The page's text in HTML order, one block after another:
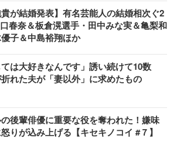
貴が結婚発表】有名芸能人の結婚相次ぐ2
春奈＆板倉滉選手・田中みな実＆亀梨和
子＆中島裕翔ほか
ては大好きなんです」誘い続けて10数
れた夫が「妻以外」に求めたもの
後輩俳優に重要な役を奪われた！嫌味
りが込み上げる【キセキノコイ #７】